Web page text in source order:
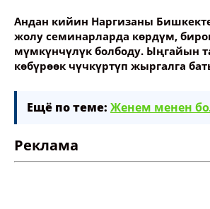
Андан кийин Наргизаны
жолу семинарларда көрдүм,
мүмкүнчүлүк болбоду. Ыңгайын
көбүрөөк чүчкүртүп жыргалга
Ещё по теме: Женем менен
Реклама